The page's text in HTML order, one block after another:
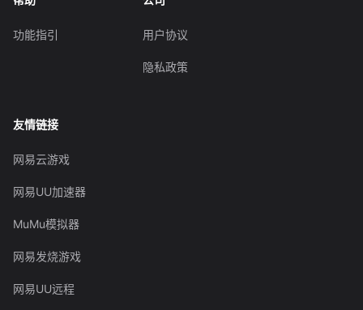
功能指引 用户协议
隐私政策
友情链接
网易云游戏
网易UU加速器
MuMu模拟器
网易发烧游戏
网易UU远程